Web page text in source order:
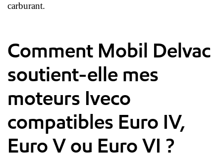
carburant.
Comment Mobil Delvac
soutient-elle mes
moteurs Iveco
compatibles Euro IV,
Euro V ou Euro VI ?